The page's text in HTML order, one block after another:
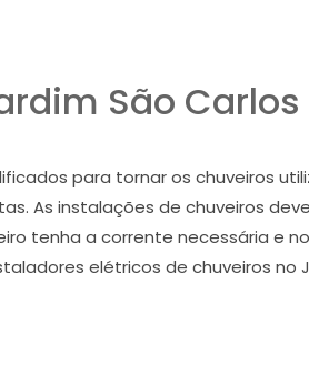
São Carlos
para tornar os chuveiros
As instalações de chuveiros
tenha a corrente necessária e
elétricos de chuveiros no